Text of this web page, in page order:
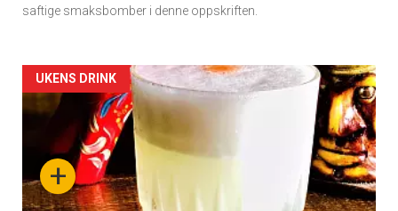
saftige smaksbomber i denne oppskriften.
Forsiden
akkurat
nå
-
+
UKENS DRINK